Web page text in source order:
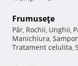
Frumuseţe
Păr, Rochii, Unghii,
Manichiura,
Tratament celulita,